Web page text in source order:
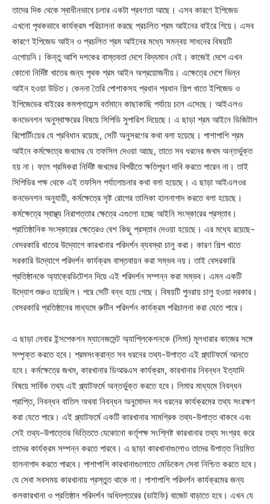
তাদের দিক থেকে স্বাধীনভাবে চলার একটা প্রবণতা আছে। এসব কারণে ইপিজেড
এখনো পৃথকভাবে কার্যক্রম পরিচালনা করছে প্রচলিত শ্রম আইনের বাইরে গিয়ে। এসব
কারণে ইপিজেড আইন ও প্রচলিত শ্রম আইনের মধ্যে সমন্বয় সাধনের বিষয়টি
এগোয়নি। কিন্তু আশি দশকের বাস্তবতা দেশে বিদ্যমান নেই। কাজেই দেশে এখন
কোনো নির্দিষ্ট খাতের জন্য পৃথক শ্রম আইন অপ্রয়োজনীয়। এক্ষেত্রে দেশে ভিন্ন
আইন হওয়া উচিত। কেননা তৈরি পোশাকসহ প্রধান প্রধান শিল্প খাতে ইপিজেড ও
ইপিজেডের বাইরের কমপ্লায়েন্স বর্তমানে কাছাকাছি পর্যায়ে চলে এসেছে। আইএলও
কনভেনশন অনুস্বাক্ষরের বিষয়ে সিপিডি সুপারিশ দিয়েছে। এ ছাড়া শ্রম আইনে ডিজিটাল
রিপোর্টিংয়ের যে প্রবিধান রয়েছে, সেটি অনুসরণের কথা বলা হয়েছে। পাশাপাশি শ্রম
আইনে কর্মক্ষেত্রে জখমের যে তফসিল দেওয়া আছে, তাতে সব ধরনের জখম অন্তর্ভুক্ত
হয় না। ফলে শ্রমিকরা নির্দিষ্ট জখমের বিপরীতে ক্ষতিপূরণ দাবি করতে পারেন না। তাই
সিপিডির পক্ষ থেকে এই তফসিল পর্যালোচনার কথা বলা হয়েছে। এ ছাড়া আইএলওর
কনভেনশন অনুযায়ী, কর্মক্ষেত্রে সৃষ্ট রোগের তালিকা হালনাগাদ করতে বলা হয়েছে।
কর্মক্ষেত্রে স্বাস্থ্য নিরাপত্তার ক্ষেত্রে এগুলো হচ্ছে আইনি সংস্কারের প্রস্তাব।
প্রাতিষ্ঠানিক সংস্কারের ক্ষেত্রেও বেশ কিছু প্রস্তাব দেওয়া হয়েছে। এর মধ্যে রয়েছে-
বেসরকারি খাতের উদ্যোগে কারখানার পরিদর্শন ব্যবস্থা চালু করা। কারণ শিল্প খাতে
সরকারি উদ্যোগে পরিদর্শন কার্যক্রম বাস্তবায়ন করা সম্ভব নয়। তাই বেসরকারি
প্রতিষ্ঠানকে অ্যাক্রেডিটেশন দিয়ে এই পরিদর্শন সম্পন্ন করা সম্ভব। এমন একটি
উদ্যোগ শুরুও হয়েছিল। পরে সেটি বন্ধ হয়ে গেছে। বিষয়টি পুনরায় চালু হওয়া দরকার।
বেসরকারি প্রতিষ্ঠানের মাধ্যমে রুটিন পরিদর্শন কার্যক্রম পরিচালনা করা যেতে পারে।
এ ছাড়া লেবার ইন্সপেকশন ম্যানেজমেন্ট অ্যাপ্লিকেশনকে (লিমা) মূলধারার কাজের সঙ্গে
সম্পৃক্ত করতে হবে। শ্রমসংক্রান্ত সব ধরনের তথ্য-উপাত্ত এই প্ল্যাটফর্মে আনতে
হবে। কর্মক্ষেত্রে জখম, কারখানার ডিআরএস কার্যক্রম, কারখানার নিবন্ধন ইত্যাদি
বিষয়ে সার্বিক তথ্য এই প্ল্যাটফর্মে অন্তর্ভুক্ত করতে হবে। লিমার মাধ্যমে নিবন্ধন
প্রাপ্তি, নিবন্ধন বাতিল অথবা নিবন্ধন অনুমোদন সব ধরনের কার্যক্রমের তথ্য সংরক্ষণ
করা যেতে পারে। এই প্ল্যাটফর্মে একটি কারখানার সামগ্রিক তথ্য-উপাত্ত থাকবে এবং
সেই তথ্য-উপাত্তের ভিত্তিতে যেকোনো কর্তৃপক্ষ সংশ্লিষ্ট কারখানার তথ্য সংগ্রহ করে
তাদের কার্যক্রম সম্পন্ন করতে পারবে। এ ছাড়া কারখানাগুলোও তাদের উপাত্ত নিয়মিত
হালনাগাদ করতে পারবে। পাশাপাশি কারখানাগুলোতে মেডিকেল সেবা নিশ্চিত করতে হবে।
যে সেবা সবসময় কারখানায় প্রস্তুত থাকে না। পাশাপাশি পরিদর্শন কার্যক্রমের জন্য
কলকারখানা ও প্রতিষ্ঠান পরিদর্শন অধিদপ্তরের (ডাইফি) বাজেট বাড়াতে হবে। এখন যে